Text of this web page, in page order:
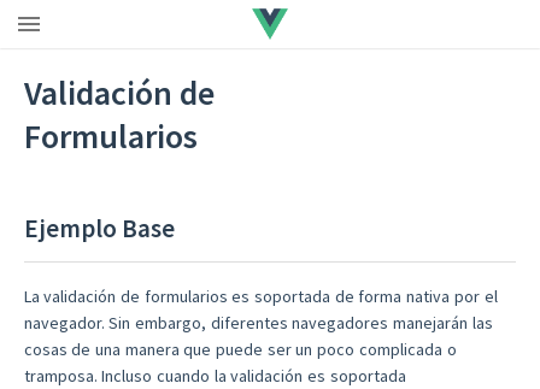
Validación de
Formularios
Ejemplo Base
La validación de formularios es soportada de forma nativa por el
navegador. Sin embargo, diferentes navegadores manejarán las
cosas de una manera que puede ser un poco complicada o
tramposa. Incluso cuando la validación es soportada